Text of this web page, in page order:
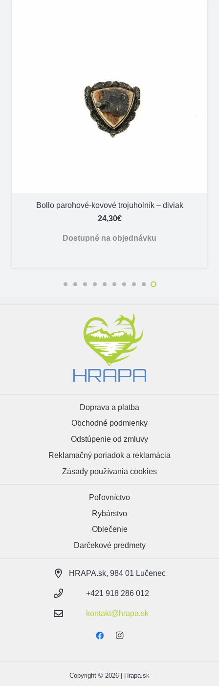
Bollo parohové-kovové trojuholník – diviak
24,30€
Dostupné na objednávku
Doprava a platba
Obchodné podmienky
Odstúpenie od zmluvy
Reklamačný poriadok a reklamácia
Zásady používania cookies
Poľovníctvo
Rybárstvo
Oblečenie
Darčekové predmety
HRAPA.sk, 984 01 Lučenec
+421 918 286 012
kontakt@hrapa.sk
Copyright © 2026 | Hrapa.sk